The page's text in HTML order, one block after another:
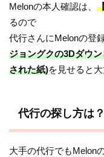
Melonの本人確認は、
るので
代行さんにMelonの登
ジョングクの3Dダウ
された紙)を見せると大
代行の探し方は？
大手の代行でもMelon